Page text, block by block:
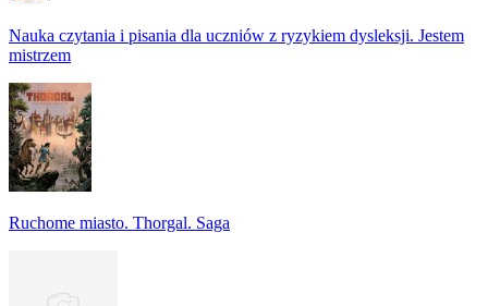
Nauka czytania i pisania dla uczniów z ryzykiem dysleksji. Jestem
mistrzem
Ruchome miasto. Thorgal. Saga